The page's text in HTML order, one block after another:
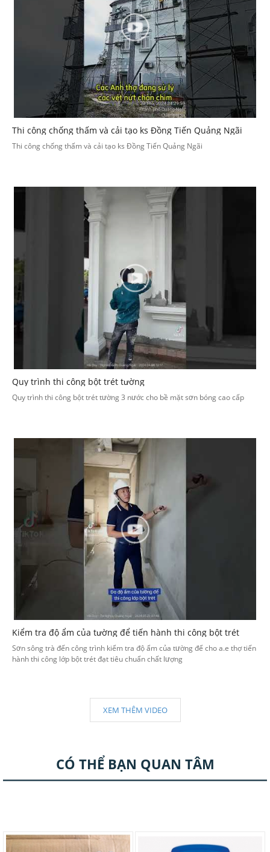
Thi công chống thấm và cải tạo ks Đồng Tiến Quảng Ngãi
Thi công chống thấm và cải tạo ks Đồng Tiến Quảng Ngãi
Quy trình thi công bột trét tường
Quy trình thi công bột trét tường 3 nước cho bề mặt sơn bóng cao cấp
Kiểm tra độ ẩm của tường để tiến hành thi công bột trét
Sơn sông trà đến công trình kiểm tra độ ẩm của tường để cho a.e thợ tiến
hành thi công lớp bột trét đạt tiêu chuẩn chất lượng
XEM THÊM VIDEO
CÓ THỂ BẠN QUAN TÂM